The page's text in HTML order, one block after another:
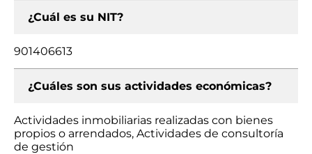
¿Cuál es su NIT?
901406613
¿Cuáles son sus actividades económicas?
Actividades inmobiliarias realizadas con bienes
propios o arrendados, Actividades de consultoría
de gestión